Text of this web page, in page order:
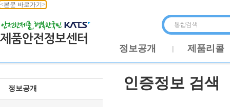
<본문 바로가기>
정보공개 제품리콜
정보공개 인증정보 검색